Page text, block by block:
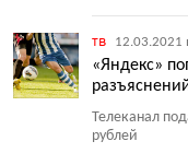
тв 12.03.2021
«Яндекс»
Телеканал
рублей